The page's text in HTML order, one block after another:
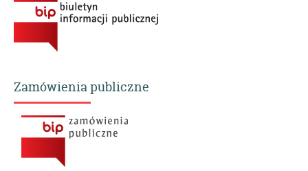
Zamówienia publiczne